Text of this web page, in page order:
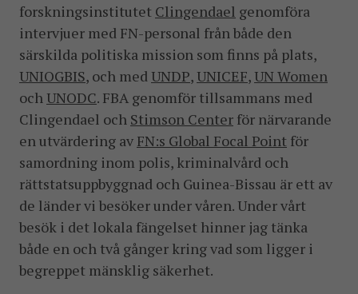
forskningsinstitutet Clingendael genomföra
intervjuer med FN-personal från både den
särskilda politiska mission som finns på plats,
UNIOGBIS, och med UNDP, UNICEF, UN Women
och UNODC. FBA genomför tillsammans med
Clingendael och Stimson Center för närvarande
en utvärdering av FN:s Global Focal Point för
samordning inom polis, kriminalvård och
rättstatsuppbyggnad och Guinea-Bissau är ett av
de länder vi besöker under våren. Under vårt
besök i det lokala fängelset hinner jag tänka
både en och två gånger kring vad som ligger i
begreppet mänsklig säkerhet.